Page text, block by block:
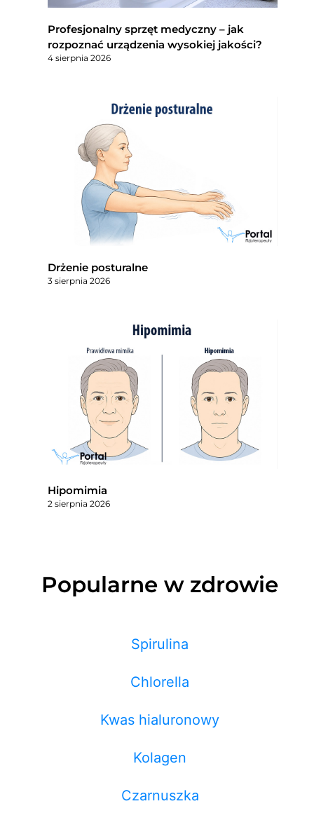
Profesjonalny sprzęt medyczny – jak
rozpoznać urządzenia wysokiej jakości?
4 sierpnia 2026
Drżenie posturalne
3 sierpnia 2026
Hipomimia
2 sierpnia 2026
Popularne w zdrowie
Spirulina
Chlorella
Kwas hialuronowy
Kolagen
Czarnuszka